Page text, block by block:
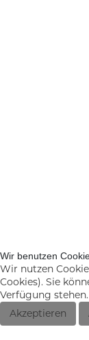
Wir benutzen
Wir nutzen
Cookies). Sie
Verfügung stehen.
Akzeptieren